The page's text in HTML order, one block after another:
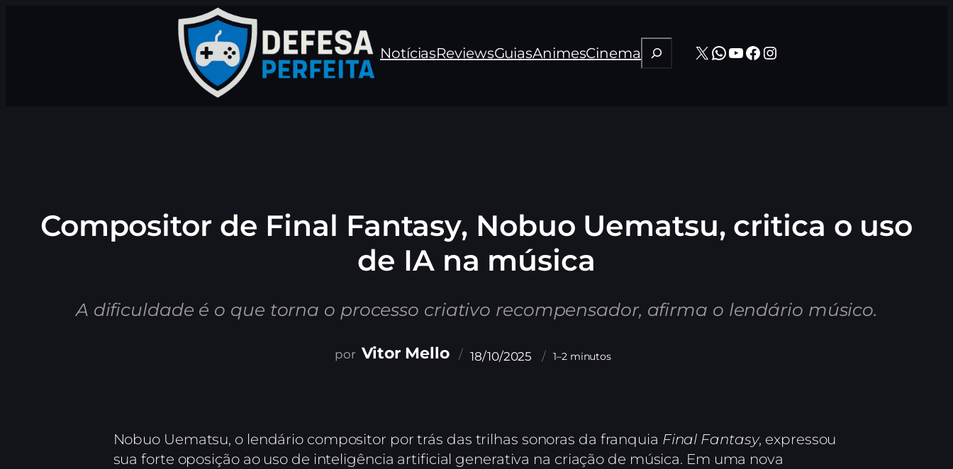
NotíciasReviewsGuiasAnimesCinema Pesquisar
X WhatsApp
Youtube
Facebook
Instagram
Compositor de Final Fantasy, Nobuo Uematsu, critica o uso
de IA na música
A dificuldade é o que torna o processo criativo recompensador, afirma o lendário músico.
Vitor Mello 18/10/2025 1–2 minutos
Nobuo Uematsu, o lendário compositor por trás das trilhas sonoras da franquia Final Fantasy, expressou
sua forte oposição ao uso de inteligência artificial generativa na criação de música. Em uma nova